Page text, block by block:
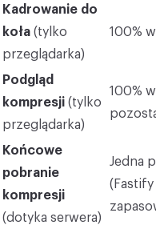
Konwertuj
INNE
JPG do PDF
Kadrowanie do
koła (tylko
przeglądarka)
100%
Podgląd
kompresji (tylko
przeglądarka)
100%
Końcowe
pobranie
kompresji
(dotyka serwera)
Jedna
(Fastify